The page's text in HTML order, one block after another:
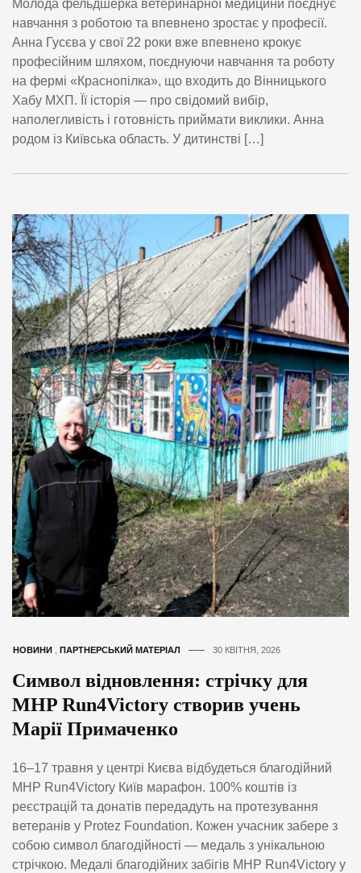
Молода фельдшерка ветеринарної медицини поєднує
навчання з роботою та впевнено зростає у професії.
Анна Гусєва у свої 22 роки вже впевнено крокує
професійним шляхом, поєднуючи навчання та роботу
на фермі «Краснопілка», що входить до Вінницького
Хабу МХП. Її історія — про свідомий вибір,
наполегливість і готовність приймати виклики. Анна
родом із Київська область. У дитинстві […]
НОВИНИ ПАРТНЕРСЬКИЙ МАТЕРІАЛ 30 КВІТНЯ, 2026
Символ відновлення: стрічку для
MHP Run4Victory створив учень
Марії Примаченко
16–17 травня у центрі Києва відбудеться благодійний
MHP Run4Victory Київ марафон. 100% коштів із
реєстрацій та донатів передадуть на протезування
ветеранів у Protez Foundation. Кожен учасник забере з
собою символ благодійності — медаль з унікальною
стрічкою. Медалі благодійних забігів MHP Run4Victory у